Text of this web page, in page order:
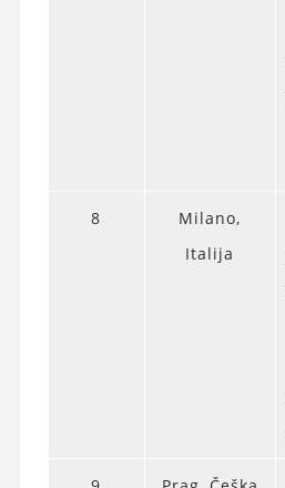
8
Milano,
Italija